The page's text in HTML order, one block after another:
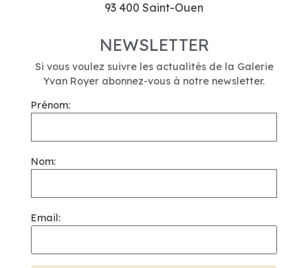
93 400 Saint-Ouen
NEWSLETTER
Si vous voulez suivre les actualités de la Galerie
Yvan Royer abonnez-vous à notre newsletter.
Prénom:
Nom:
Email: